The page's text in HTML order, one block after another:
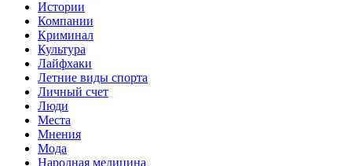
Истории
Компании
Криминал
Культура
Лайфхаки
Летние виды спорта
Личный счет
Люди
Места
Мнения
Мода
Народная медицина